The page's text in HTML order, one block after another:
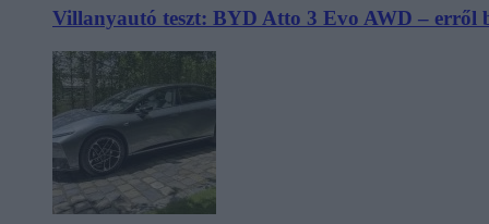
Villanyautó teszt: BYD Atto 3 Evo AWD – erről